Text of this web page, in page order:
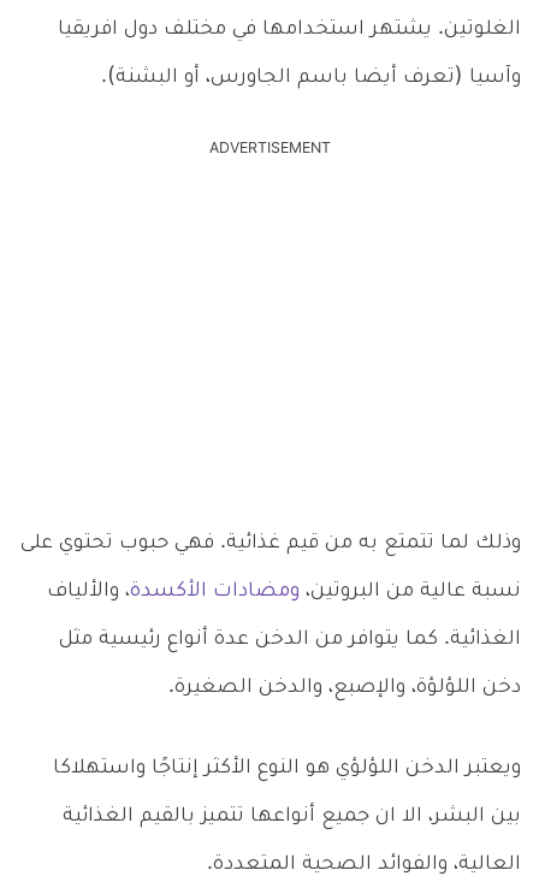
الغلوتين. يشتهر استخدامها في مختلف دول افريقيا
وآسيا (تعرف أيضا باسم الجاورس، أو البشنة).
ADVERTISEMENT
وذلك لما تتمتع به من قيم غذائية. فهي حبوب تحتوي على
نسبة عالية من البروتين، ومضادات الأكسدة، والألياف
الغذائية. كما يتوافر من الدخن عدة أنواع رئيسية مثل
دخن اللؤلؤة، والإصبع، والدخن الصغيرة.
ويعتبر الدخن اللؤلؤي هو النوع الأكثر إنتاجًا واستهلاكا
بين البشر، الا ان جميع أنواعها تتميز بالقيم الغذائية
العالية، والفوائد الصحية المتعددة.